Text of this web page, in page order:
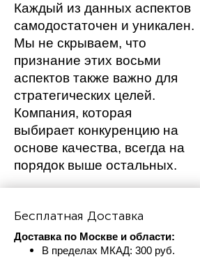
Каждый из данных аспектов
самодостаточен и уникален.
Мы не скрываем, что
признание этих восьми
аспектов также важно для
стратегических целей.
Компания, которая
выбирает конкуренцию на
основе качества, всегда на
порядок выше остальных.
Бесплатная Доставка
Доставка по Москве и области:
В пределах МКАД: 300 руб.